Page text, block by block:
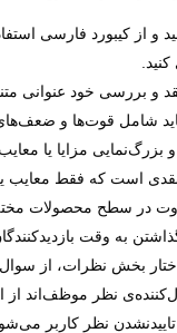
باید شامل قوت‌ها و
بزرگ‌نمایی مزایا یا
نظر موظف‌اند از
نظر کاربر